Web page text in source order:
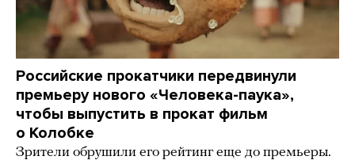
Российские прокатчики передвинули
премьеру нового «Человека-паука»,
чтобы выпустить в прокат фильм
о Колобке
Зрители обрушили его рейтинг еще до премьеры.